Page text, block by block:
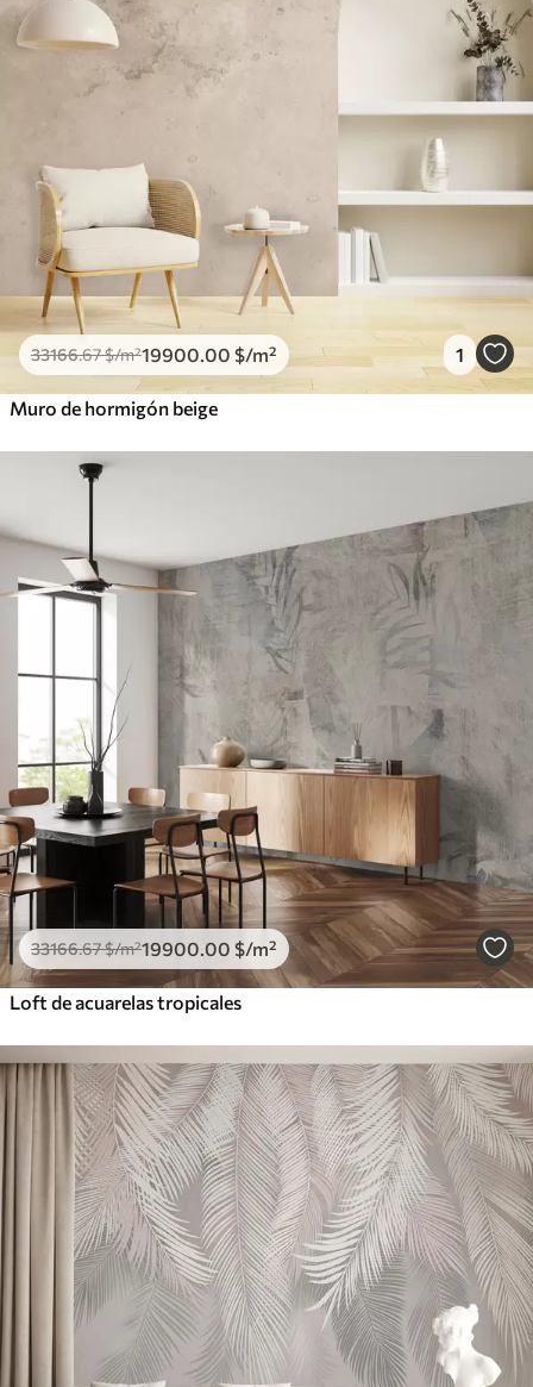
33166.67$/m²19900 .00 $/m² 1
Muro de hormigón beige
33166.67$/m²19900 .00 $/m²
Loft de acuarelas tropicales